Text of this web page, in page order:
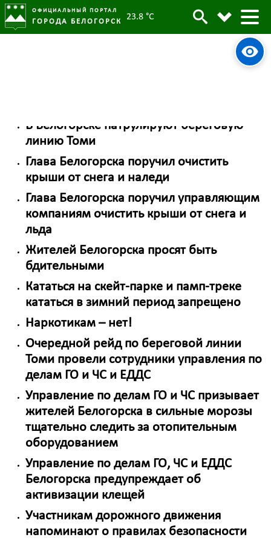
ОФИЦИАЛЬНЫЙ ПОРТАЛ
ГОРОДА БЕЛОГОРСК 23.8 °C
В Белогорске патрулируют береговую
линию Томи
Глава Белогорска поручил очистить
крыши от снега и наледи
Глава Белогорска поручил управляющим
компаниям очистить крыши от снега и
льда
Жителей Белогорска просят быть
бдительными
Кататься на скейт-парке и памп-треке
кататься в зимний период запрещено
Наркотикам – нет!
Очередной рейд по береговой линии
Томи провели сотрудники управления по
делам ГО и ЧС и ЕДДС
Управление по делам ГО и ЧС призывает
жителей Белогорска в сильные морозы
тщательно следить за отопительным
оборудованием
Управление по делам ГО, ЧС и ЕДДС
Белогорска предупреждает об
активизации клещей
Участникам дорожного движения
напоминают о правилах безопасности